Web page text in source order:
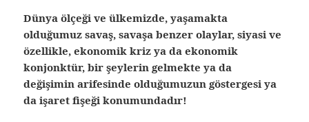
Dünya ölçeği ve ülkemizde, yaşamakta
olduğumuz savaş, savaşa benzer olaylar, siyasi ve
özellikle, ekonomik kriz ya da ekonomik
konjonktür, bir şeylerin gelmekte ya da
değişimin arifesinde olduğumuzun göstergesi ya
da işaret fişeği konumundadır!